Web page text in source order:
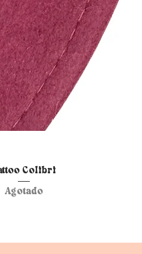
rápida
Colibri
Agotado